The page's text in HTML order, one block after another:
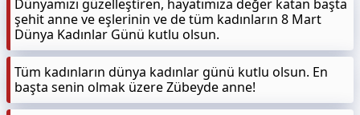
Dünyamızı güzelleştiren, hayatımıza değer katan başta
şehit anne ve eşlerinin ve de tüm kadınların 8 Mart
Dünya Kadınlar Günü kutlu olsun.
Tüm kadınların dünya kadınlar günü kutlu olsun. En
başta senin olmak üzere Zübeyde anne!